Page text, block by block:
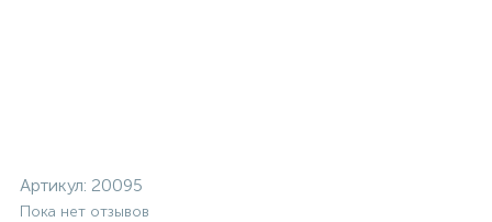
Артикул: 20095
Пока нет отзывов